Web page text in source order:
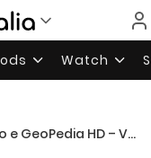
Watch
foto ed ricevi informazioni in base all’area del mondo